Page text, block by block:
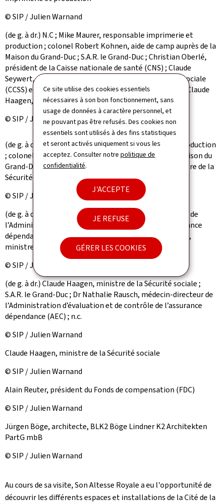
Ce site utilise des cookies essentiels
nécessaires à son bon fonctionnement, sans
usage de données à caractère personnel, et
ne pouvant pas être refusés. Des cookies non
essentiels sont utilisés à des fins statistiques
et seront activés uniquement si vous les
acceptez. Consulter notrepolitique de
confidentialité.
J'ACCEPTE
JE REFUSE
GÉRER LES COOKIES
© SIP / Julien Warnand
(de g. à dr.) N.C ; Mike Maurer, responsable imprimerie et
production ; colonel Robert Kohnen, aide de camp auprès de la
Maison du Grand-Duc ; S.A.R. le Grand-Duc ; Christian Oberlé,
président de la Caisse nationale de santé (CNS) ; Claude
Seywert, président du Centre commun de la sécurité sociale
(CCSS) et de l’Association d’assurance accident (AAA) ; Claude
Haagen, ministre de la Sécurité sociale ; n.c.
© SIP / Julien Warnand
(de g. à dr.) Mike Maurer, responsable imprimerie et production
; colonel Robert Kohnen, aide de camp auprès de la Maison du
Grand-Duc ; S.A.R. le Grand-Duc ; Claude Haagen, ministre de la
Sécurité sociale ; n.c.
© SIP / Julien Warnand
(de g. à dr.) n.c. ; Dr Nathalie Rausch, médecin-directeur de
l’Administration d’évaluation et de contrôle de l’assurance
dépendance (AEC) ; S.A.R. le Grand-Duc ; Claude Haagen,
ministre de la Sécurité sociale
© SIP / Julien Warnand
(de g. à dr.) Claude Haagen, ministre de la Sécurité sociale ;
S.A.R. le Grand-Duc ; Dr Nathalie Rausch, médecin-directeur de
l’Administration d’évaluation et de contrôle de l’assurance
dépendance (AEC) ; n.c.
© SIP / Julien Warnand
Claude Haagen, ministre de la Sécurité sociale
© SIP / Julien Warnand
Alain Reuter, président du Fonds de compensation (FDC)
© SIP / Julien Warnand
Jürgen Böge, architecte, BLK2 Böge Lindner K2 Architekten
PartG mbB
© SIP / Julien Warnand
Au cours de sa visite, Son Altesse Royale a eu l'opportunité de
découvrir les différents espaces et installations de la Cité de la